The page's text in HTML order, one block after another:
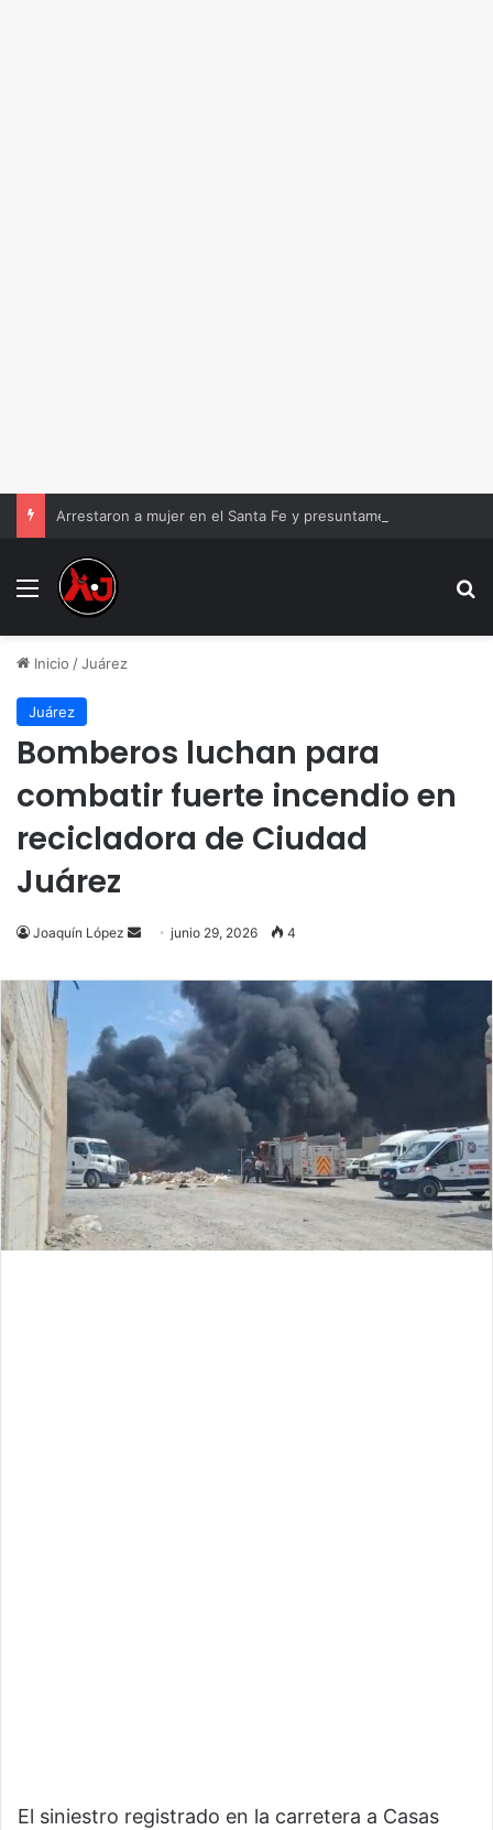
Menu
Inicio /Juárez
Juárez
Bomberos luchan para
combatir fuerte incendio en
recicladora de Ciudad
Juárez
Joaquín López
Send
email
junio 29, 2026 4
El siniestro registrado en la carretera a Casas